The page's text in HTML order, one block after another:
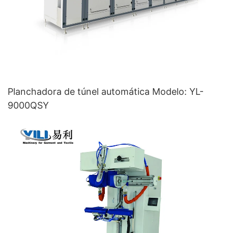
Planchadora de túnel automática Modelo: YL-
9000QSY